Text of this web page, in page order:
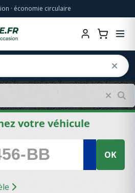
· économie circulaire
votre véhicule
OK